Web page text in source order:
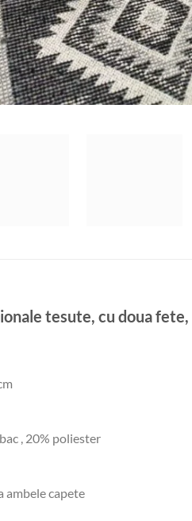
tesute, cu doua
, 20% poliester
ambele capete